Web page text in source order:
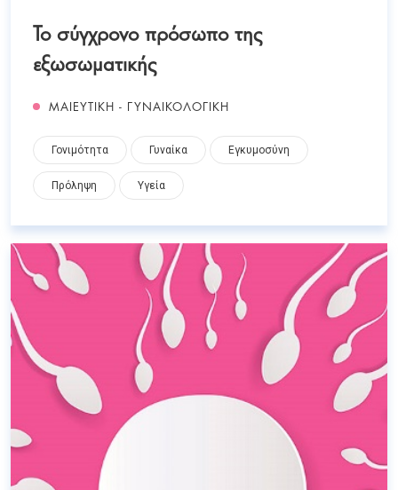
Το σύγχρονο πρόσωπο της
εξωσωματικής
ΜΑΙΕΥΤΙΚΗ - ΓΥΝΑΙΚΟΛΟΓΙΚΗ
Γονιμότητα Γυναίκα Εγκυμοσύνη
Πρόληψη Υγεία